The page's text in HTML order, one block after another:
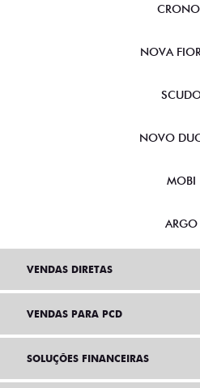
NOVA
NOVO
MOBI
ARGO
VENDAS DIRETAS
VENDAS PARA PCD
SOLUÇÕES FINANCEIRAS